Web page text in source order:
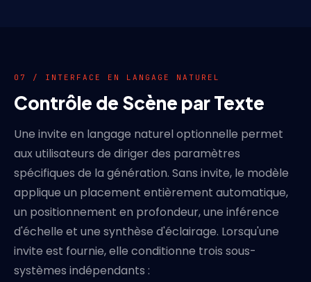
07 / INTERFACE EN LANGAGE NATUREL
Contrôle de Scène par Texte
Une invite en langage naturel optionnelle permet
aux utilisateurs de diriger des paramètres
spécifiques de la génération. Sans invite, le modèle
applique un placement entièrement automatique,
un positionnement en profondeur, une inférence
d'échelle et une synthèse d'éclairage. Lorsqu'une
invite est fournie, elle conditionne trois sous-
systèmes indépendants :